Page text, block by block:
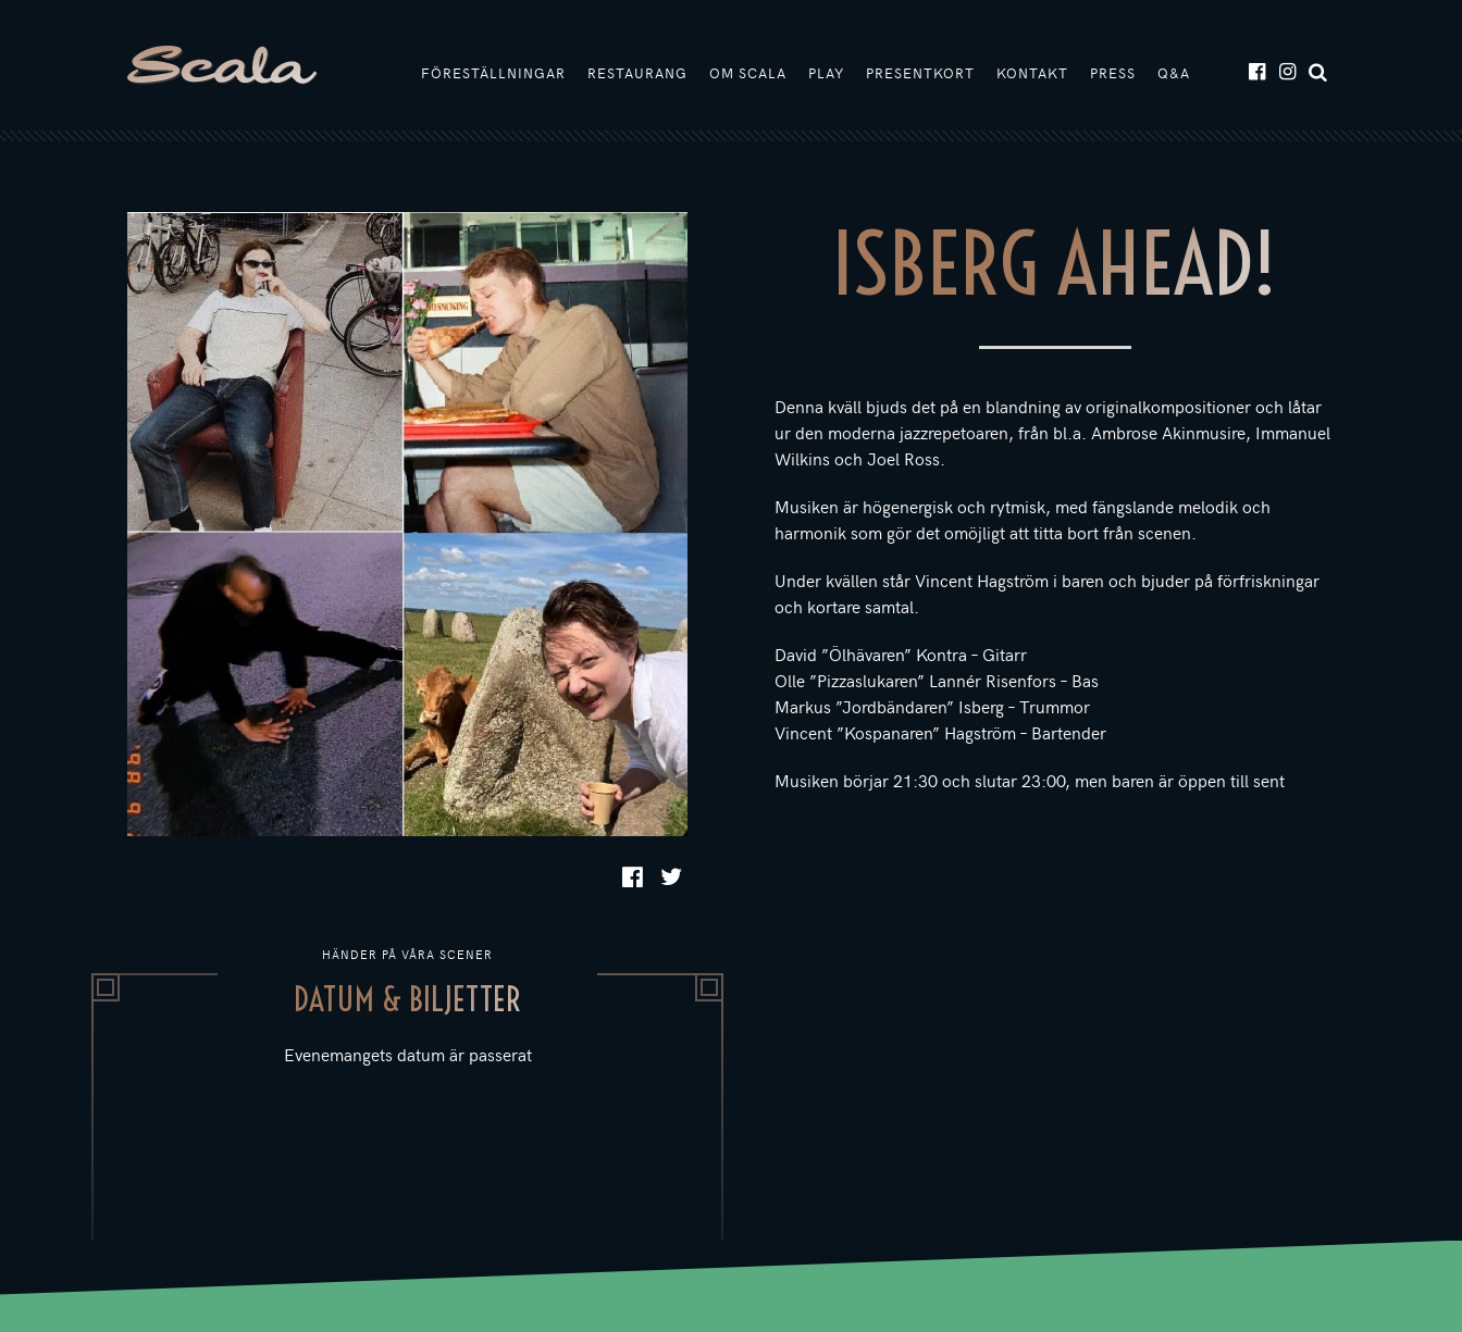
FÖRESTÄLLNINGAR RESTAURANG OM SCALA PLAY PRESENTKORT KONTAKT PRESS Q&A
HÄNDER PÅ VÅRA SCENER
DATUM & BILJETTER
Evenemangets datum är passerat
ISBERG AHEAD!
Denna kväll bjuds det på en blandning av originalkompositioner och låtar
ur den moderna jazzrepetoaren, från bl.a. Ambrose Akinmusire, Immanuel
Wilkins och Joel Ross.
Musiken är högenergisk och rytmisk, med fängslande melodik och
harmonik som gör det omöjligt att titta bort från scenen.
Under kvällen står Vincent Hagström i baren och bjuder på förfriskningar
och kortare samtal.
David ”Ölhävaren” Kontra – Gitarr
Olle ”Pizzaslukaren” Lannér Risenfors – Bas
Markus ”Jordbändaren” Isberg – Trummor
Vincent ”Kospanaren” Hagström – Bartender
Musiken börjar 21:30 och slutar 23:00, men baren är öppen till sent